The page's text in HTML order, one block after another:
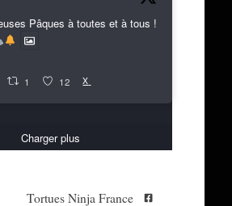
Pâques à toutes et à tous !
1 12 X
Charger plus
Tortues Ninja France